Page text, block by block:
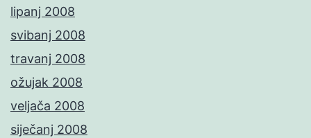
lipanj 2008
svibanj 2008
travanj 2008
ožujak 2008
veljača 2008
siječanj 2008